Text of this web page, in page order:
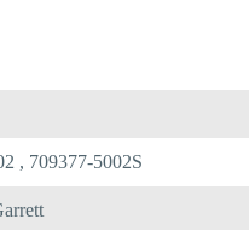
, 709377-5002S